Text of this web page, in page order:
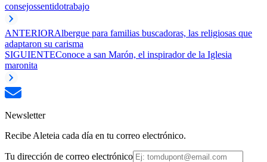
consejossentidotrabajo
ANTERIORAlbergue para familias buscadoras, las religiosas que
adaptaron su carisma
SIGUIENTEConoce a san Marón, el inspirador de la Iglesia
maronita
Newsletter
Recibe Aleteia cada día en tu correo electrónico.
Tu dirección de correo electrónico